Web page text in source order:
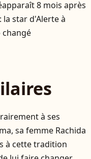
8 mois après
changé
à ses
sa femme Rachida
à cette tradition